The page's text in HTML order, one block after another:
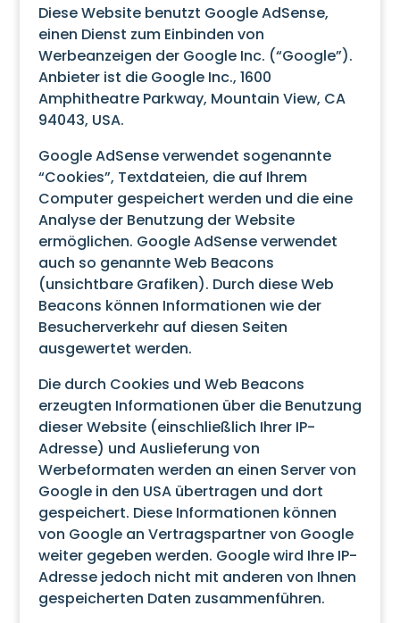
Diese Website benutzt Google AdSense,
einen Dienst zum Einbinden von
Werbeanzeigen der Google Inc. (“Google”).
Anbieter ist die Google Inc., 1600
Amphitheatre Parkway, Mountain View, CA
94043, USA.
Google AdSense verwendet sogenannte
“Cookies”, Textdateien, die auf Ihrem
Computer gespeichert werden und die eine
Analyse der Benutzung der Website
ermöglichen. Google AdSense verwendet
auch so genannte Web Beacons
(unsichtbare Grafiken). Durch diese Web
Beacons können Informationen wie der
Besucherverkehr auf diesen Seiten
ausgewertet werden.
Die durch Cookies und Web Beacons
erzeugten Informationen über die Benutzung
dieser Website (einschließlich Ihrer IP-
Adresse) und Auslieferung von
Werbeformaten werden an einen Server von
Google in den USA übertragen und dort
gespeichert. Diese Informationen können
von Google an Vertragspartner von Google
weiter gegeben werden. Google wird Ihre IP-
Adresse jedoch nicht mit anderen von Ihnen
gespeicherten Daten zusammenführen.